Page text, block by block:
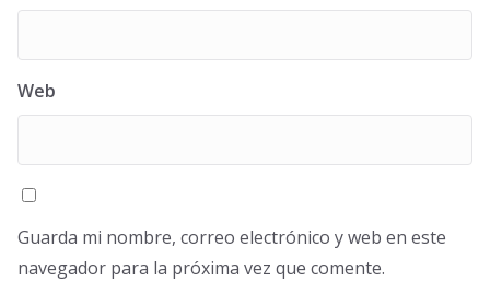
Web
Guarda mi nombre, correo electrónico y web en este
navegador para la próxima vez que comente.